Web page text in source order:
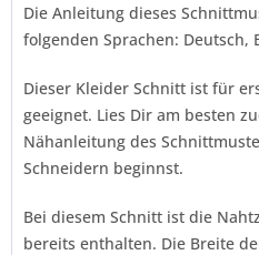
Die Anleitung dieses
folgenden Sprachen: Deutsch,
Dieser Kleider Schnitt ist für
geeignet. Lies Dir am besten
Nähanleitung des
Schneidern beginnst.
Bei diesem Schnitt ist die
bereits enthalten. Die Breite